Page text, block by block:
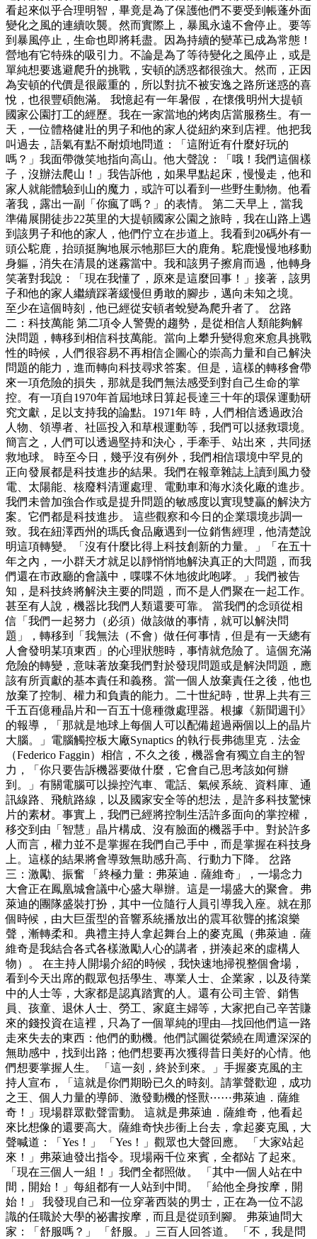
看起來似乎合理明智，畢竟是為了保護他們不要受到帳蓬外面
變化之風的連續吹襲。然而實際上，暴風永遠不會停止。要等
到暴風停止，生命也即將耗盡。因為持續的變革已成為常態！
營地有它特殊的吸引力。不論是為了等待變化之風停止，或是
單純想要逃避爬升的挑戰，安頓的誘惑都很強大。然而，正因
為安頓的代價是很嚴重的，所以對抗不被安逸之路所迷惑的喜
悅，也很豐碩飽滿。 我憶起有一年暑假，在懷俄明州大提頓
國家公園打工的經歷。我在一家當地的烤肉店當服務生。有一
天，一位體格健壯的男子和他的家人從紐約來到店裡。他把我
叫過去，語氣有點不耐煩地問道：「這附近有什麼好玩的
嗎？」我面帶微笑地指向高山。他大聲說：「哦！我們這個樣
子，沒辦法爬山！」我告訴他，如果早點起床，慢慢走，他和
家人就能體驗到山的魔力，或許可以看到一些野生動物。他看
著我，露出一副「你瘋了嗎？」的表情。 第二天早上，當我
準備展開徒步22英里的大提頓國家公園之旅時，我在山路上遇
到該男子和他的家人，他們佇立在步道上。我看到20碼外有一
頭公駝鹿，抬頭挺胸地展示牠那巨大的鹿角。駝鹿慢慢地移動
身軀，消失在清晨的迷霧當中。我和該男子擦肩而過，他轉身
笑著對我說：「現在我懂了，原來是這麼回事！」接著，該男
子和他的家人繼續踩著緩慢但勇敢的腳步，邁向未知之境。
至少在這個時刻，他已經從安頓者蛻變為爬升者了。 岔路
二：科技萬能 第二項令人警覺的趨勢，是從相信人類能夠解
決問題，轉移到相信科技萬能。當向上攀升變得愈來愈具挑戰
性的時候，人們很容易不再相信企圖心的崇高力量和自己解決
問題的能力，進而轉向科技尋求答案。但是，這樣的轉移會帶
來一項危險的損失，那就是我們無法感受到對自己生命的掌
控。有一項自1970年首屆地球日算起長達三十年的環保運動研
究文獻，足以支持我的論點。1971年 時，人們相信透過政治
人物、領導者、社區投入和草根運動等，我們可以拯救環境。
簡言之，人們可以透過堅持和決心，手牽手、站出來，共同拯
救地球。 時至今日，幾乎沒有例外，我們相信環境中罕見的
正向發展都是科技進步的結果。我們在報章雜誌上讀到風力發
電、太陽能、核廢料清運處理、電動車和海水淡化廠的進步。
我們未曾加強合作或是提升問題的敏感度以實現雙贏的解決方
案。它們都是科技進步。 這些觀察和今日的企業環境步調一
致。我在紐澤西州的瑪氏食品廠遇到一位銷售經理，他清楚說
明這項轉變。「沒有什麼比得上科技創新的力量。」「在五十
年之內，一小群天才就足以靜悄悄地解決真正的大問題，而我
們還在市政廳的會議中，喋喋不休地彼此咆哮。」我們被告
知，是科技終將解決主要的問題，而不是人們聚在一起工作。
甚至有人說，機器比我們人類還要可靠。 當我們的念頭從相
信「我們一起努力（必須）做該做的事情，就可以解決問
題」，轉移到「我無法（不會）做任何事情，但是有一天總有
人會發明某項東西」的心理狀態時，事情就危險了。這個充滿
危險的轉變，意味著放棄我們對於發現問題或是解決問題，應
該有所貢獻的基本責任和義務。當一個人放棄責任之後，他也
放棄了控制、權力和負責的能力。二十世紀時，世界上共有三
千五百億種晶片和一百五十億種微處理器。根據《新聞週刊》
的報導，「那就是地球上每個人可以配備超過兩個以上的晶片
大腦。」電腦觸控板大廠Synaptics 的執行長弗德里克．法金
（Federico Faggin）相信，不久之後，機器會有獨立自主的智
力，「你只要告訴機器要做什麼，它會自己思考該如何辦
到。」有關電腦可以操控汽車、電話、氣候系統、資料庫、通
訊線路、飛航路線，以及國家安全等的想法，是許多科技驚悚
片的素材。事實上，我們已經將控制生活許多面向的掌控權，
移交到由「智慧」晶片構成、沒有臉面的機器手中。對於許多
人而言，權力並不是掌握在我們自己手中，而是掌握在科技身
上。這樣的結果將會導致無助感升高、行動力下降。 岔路
三：激勵、振奮 「終極力量：弗萊迪．薩維奇」，一場念力
大會正在鳳凰城會議中心盛大舉辦。這是一場盛大的聚會。弗
萊迪的團隊盛裝打扮，其中一位隨行人員引導我入座。就在那
個時候，由大巨蛋型的音響系統播放出的震耳欲聾的搖滾樂
聲，漸轉柔和。典禮主持人拿起舞台上的麥克風（弗萊迪．薩
維奇是我結合各式各樣激勵人心的講者，拼湊起來的虛構人
物）。 在主持人開場介紹的時候，我快速地掃視整個會場，
看到今天出席的觀眾包括學生、專業人士、企業家，以及待業
中的人士等，大家都是認真踏實的人。還有公司主管、銷售
員、孩童、退休人士、勞工、家庭主婦等，大家把自己辛苦賺
來的錢投資在這裡，只為了一個單純的理由—找回他們這一路
走來失去的東西：他們的動機。他們試圖從縈繞在周遭深深的
無助感中，找到出路；他們想要再次獲得昔日美好的心情。他
們想要掌握人生。 「這一刻，終於到來。」手握麥克風的主
持人宣布，「這就是你們期盼已久的時刻。請掌聲歡迎，成功
之王、個人力量的導師、激發動機的怪獸⋯⋯弗萊迪．薩維
奇！」現場群眾歡聲雷動。 這就是弗萊迪．薩維奇，他看起
來比想像的還要高大。薩維奇快步衝上台去，拿起麥克風，大
聲喊道：「Yes！」 「Yes！」觀眾也大聲回應。 「大家站起
來！」弗萊迪發出指令。現場兩千位來賓，全都站 了起來。
「現在三個人一組！」我們全都照做。 「其中一個人站在中
間，開始！」每組都有一人站到中間。 「給他全身按摩，開
始！」 我發現自己和一位穿著西裝的男士，正在為一位不認
識的任職於大學的祕書按摩，而且是從頭到腳。 弗萊迪問大
家：「舒服嗎？」 「舒服。」三百人回答道。 「不，我是問